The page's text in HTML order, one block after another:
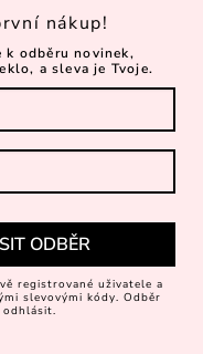
nápad!
na dárek, potěší
praktických přihrádek a
nákup!
k odběru novinek,
a sleva je Tvoje.
ODBĚR
registrované uživatele a
slevovými kódy. Odběr